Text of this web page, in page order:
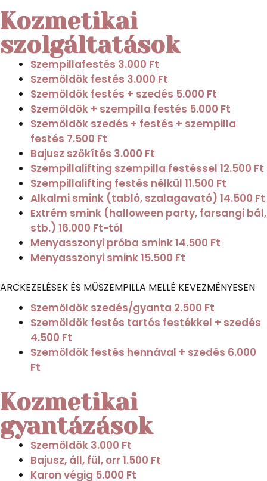
Kozmetikai
szolgáltatások
Szempillafestés 3.000 Ft
Szemöldök festés 3.000 Ft
Szemöldök festés + szedés 5.000 Ft
Szemöldök + szempilla festés 5.000 Ft
Szemöldök szedés + festés + szempilla
festés 7.500 Ft
Bajusz szőkítés 3.000 Ft
Szempillalifting szempilla festéssel 12.500 Ft
Szempillalifting festés nélkül 11.500 Ft
Alkalmi smink (tabló, szalagavató) 14.500 Ft
Extrém smink (halloween party, farsangi bál,
stb.) 16.000 Ft-tól
Menyasszonyi próba smink14.500 Ft
Menyasszonyi smink15.500 Ft
ARCKEZELÉSEK ÉS MŰSZEMPILLA MELLÉ KEVEZMÉNYESEN
Szemöldök szedés/gyanta 2.500 Ft
Szemöldök festés tartós festékkel + szedés
4.500 Ft
Szemöldök festés hennával + szedés 6.000
Ft
Kozmetikai
gyantázások
Szemöldök 3.000 Ft
Bajusz, áll, fül, orr1.500 Ft
Karon végig 5.000 Ft